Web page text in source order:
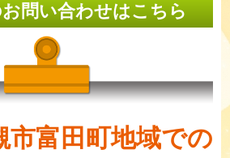
問い合わせはこちら
市富田町地域での